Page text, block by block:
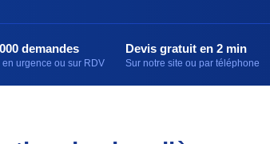
demandes
en urgence ou sur RDV
Devis gratuit en 2 min
Sur notre site ou par téléphone